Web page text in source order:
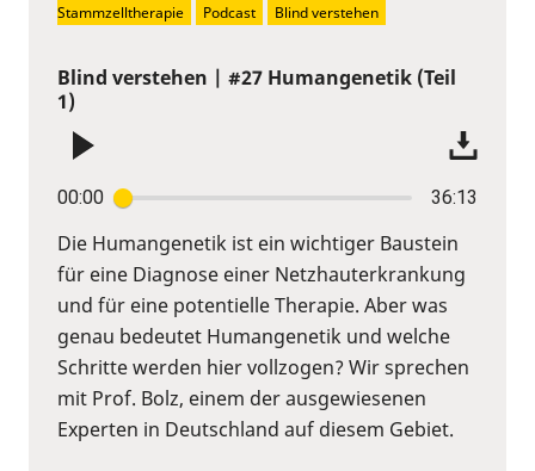
Blind verstehen | #27 Humangenetik (Teil
1)
00:00 36:13
Die Humangenetik ist ein wichtiger Baustein
für eine Diagnose einer Netzhauterkrankung
und für eine potentielle Therapie. Aber was
genau bedeutet Humangenetik und welche
Schritte werden hier vollzogen? Wir sprechen
mit Prof. Bolz, einem der ausgewiesenen
Experten in Deutschland auf diesem Gebiet.
Stammzelltherapie Podcast Blind verstehen